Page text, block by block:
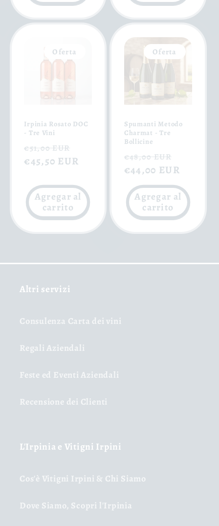
Oferta
Irpinia Rosato DOC
- Tre Vini
Precio
habitual
€51,00 EUR
de
€45,50 EUR
Agregar al
carrito
Oferta
Spumanti Metodo
Charmat - Tre
Bollicine
Precio
habitual
€48,00 EUR
de
oferta
€44,00 EUR
Agregar al
carrito
Altri servizi
Consulenza Carta dei vini
Regali Aziendali
Feste ed Eventi Aziendali
Recensione dei Clienti
L'Irpinia e Vitigni Irpini
Cos'è Vitigni Irpini & Chi Siamo
Dove Siamo, Scopri l'Irpinia